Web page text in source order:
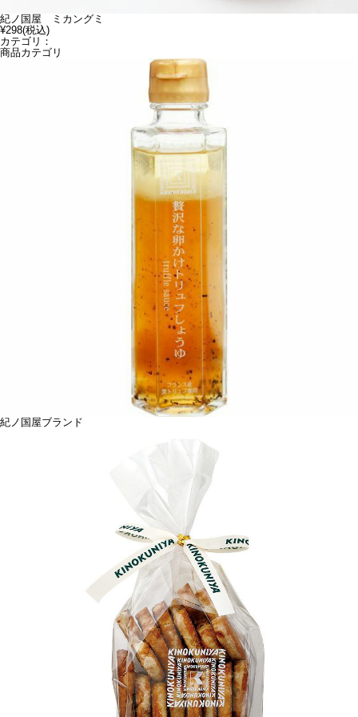
紀ノ国屋 ミカングミ
¥298(税込)
カテゴリ：
商品カテゴリ
紀ノ国屋ブランド